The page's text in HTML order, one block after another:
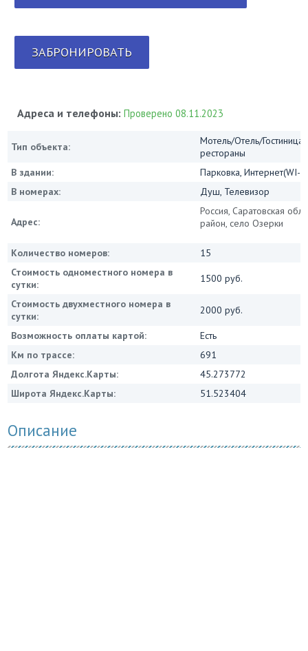
ЗАБРОНИРОВАТЬ
Адреса и телефоны:Проверено 08.11.2023
Тип объекта:
Мотель/Отель/
рестораны
В здании:
Парковка, Интернет(WI-
В номерах:
Душ, Телевизор
Адрес:
Россия, Саратовская
район, село Озерки
Количество номеров:
15
Стоимость одноместного номера в
сутки:
1500 руб.
Стоимость двухместного номера в
сутки:
2000 руб.
Возможность оплаты картой:
Есть
Км по трассе:
691
Долгота Яндекс.Карты:
45.273772
Широта Яндекс.Карты:
51.523404
Описание